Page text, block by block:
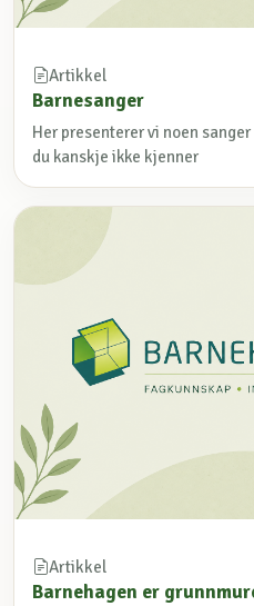
Artikkel
Barnesanger
Her presenterer vi noen
du kanskje ikke kjenner
Artikkel
Barnehagen er